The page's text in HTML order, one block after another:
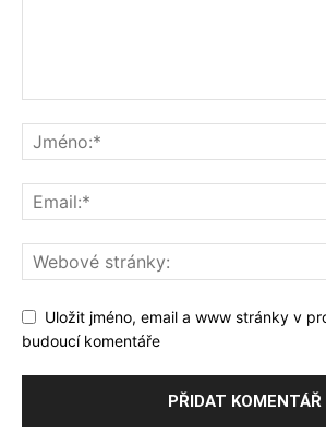
Uložit jméno, email a www stránky v
budoucí komentáře